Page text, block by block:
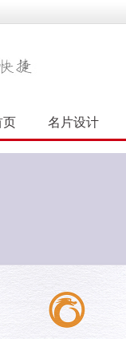
页 名片设计